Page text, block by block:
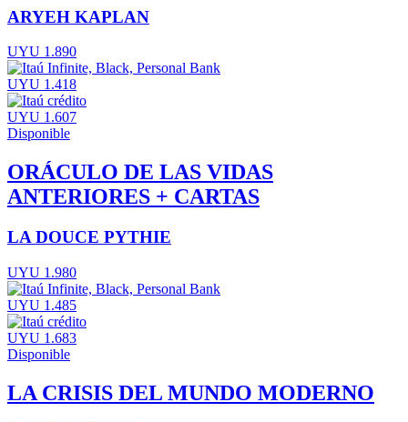
ARYEH KAPLAN
UYU 1.890
UYU 1.418
UYU 1.607
Disponible
ORÁCULO DE LAS VIDAS
ANTERIORES + CARTAS
LA DOUCE PYTHIE
UYU 1.980
UYU 1.485
UYU 1.683
Disponible
LA CRISIS DEL MUNDO MODERNO